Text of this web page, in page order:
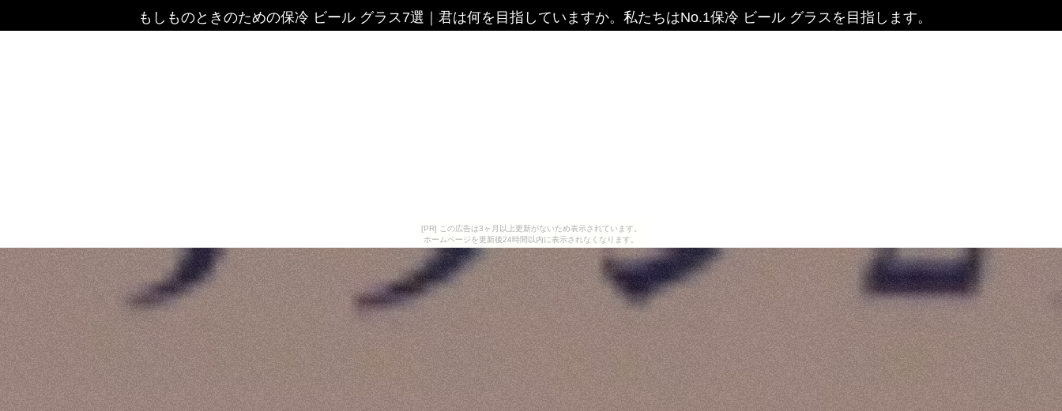
[PR] この広告は3ヶ月以上更新がないため表示されています。
ホームページを更新後24時間以内に表示されなくなります。
もしものときのための保冷 ビール グラス7選 君は何を目指していますか。私たちはNo.1保冷 ビール グラスを目指します。